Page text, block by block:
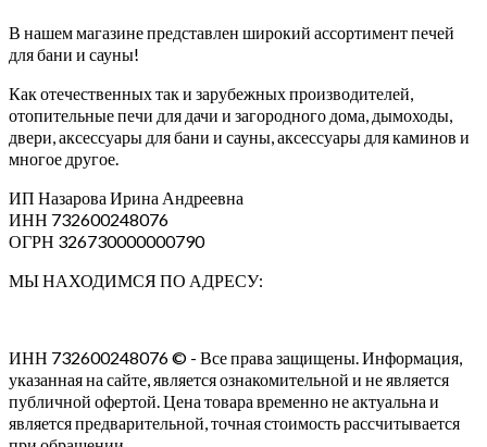
В нашем магазине представлен широкий ассортимент печей
для бани и сауны!
Как отечественных так и зарубежных производителей,
отопительные печи для дачи и загородного дома, дымоходы,
двери, аксессуары для бани и сауны, аксессуары для каминов и
многое другое.
ИП Назарова Ирина Андреевна⁠
ИНН 732600248076
ОГРН 326730000000790
МЫ НАХОДИМСЯ ПО АДРЕСУ:
ИНН 732600248076 © - Все права защищены. Информация,
указанная на сайте, является ознакомительной и не является
публичной офертой. Цена товара временно не актуальна и
является предварительной, точная стоимость рассчитывается